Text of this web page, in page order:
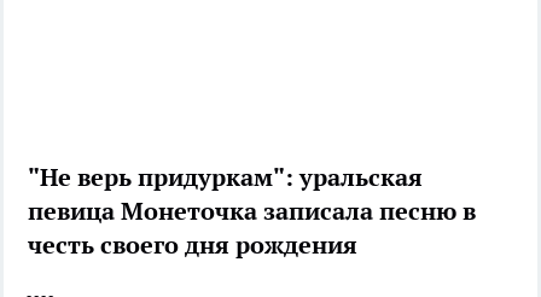
"Не верь придуркам": уральская
певица Монеточка записала песню в
честь своего дня рождения